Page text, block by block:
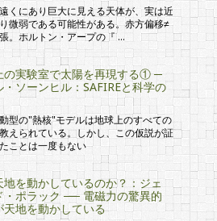
くにあり巨大に見える天体が、実は近
微弱である可能性がある。赤方偏移≠
。ホルトン・アープの『 …
の実験室で太陽を再現する① ─
・ソーンヒル：SAFIREと科学の
型の"熱核"モデルは地球上のすべての
えられている。しかし、この仮説が証
ことは一度もない
地を動かしているのか？：ジェ
・ポラック ── 電磁力の驚異的
天地を動かしている